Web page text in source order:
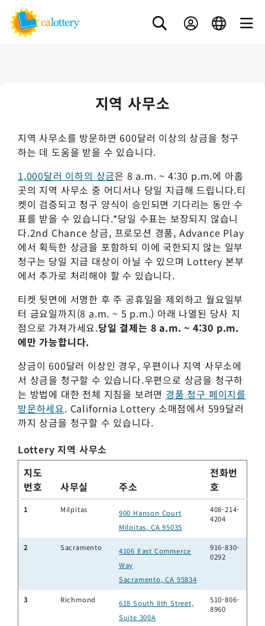
지역 사무소
지역 사무소를 방문하면 600달러 이상의 상금을 청구
하는 데 도움을 받을 수 있습니다.
1,000달러 이하의 상금은 8 a.m. ~ 4:30 p.m.에 아홉
곳의 지역 사무소 중 어디서나 당일 지급해 드립니다.티
켓이 검증되고 청구 양식이 승인되면 기다리는 동안 수
표를 받을 수 있습니다.*당일 수표는 보장되지 않습니
다.2nd Chance 상금, 프로모션 경품, Advance Play
에서 획득한 상금을 포함하되 이에 국한되지 않는 일부
청구는 당일 지급 대상이 아닐 수 있으며 Lottery 본부
에서 추가로 처리해야 할 수 있습니다.
티켓 뒷면에 서명한 후 주 공휴일을 제외하고 월요일부
터 금요일까지(8 a.m. ~ 5 p.m.) 아래 나열된 당사 지
점으로 가져가세요.당일 결제는 8 a.m. ~ 4:30 p.m.
에만 가능합니다.
상금이 600달러 이상인 경우, 우편이나 지역 사무소에
서 상금을 청구할 수 있습니다.우편으로 상금을 청구하
는 방법에 대한 전체 지침을 보려면 경품 청구 페이지를
방문하세요. California Lottery 소매점에서 599달러
까지 상금을 청구할 수 있습니다.
Lottery 지역 사무소
지도
번호
사무실 주소
전화번
호
1 Milpitas
900 Hanson Court
Milpitas, CA 95035
408-214-
4204
2 Sacramento
4106 East Commerce
Way
Sacramento,CA 95834
916-830-
0292
3 Richmond
618 South 8th Street,
Suite 300A
510-806-
8960